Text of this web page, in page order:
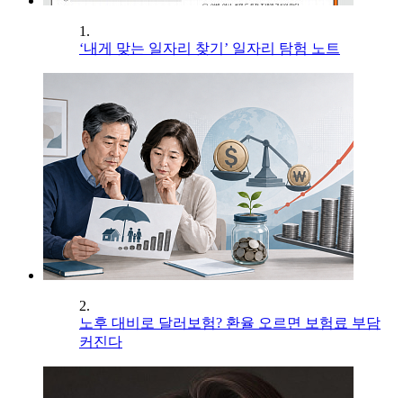
1.
‘내게 맞는 일자리 찾기’ 일자리 탐험 노트
2.
노후 대비로 달러보험? 환율 오르면 보험료 부담
커진다